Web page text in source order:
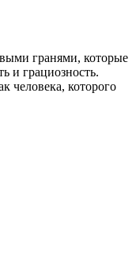
гранями, которые
и грациозность.
человека, которого